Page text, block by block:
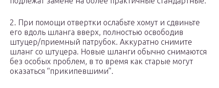
2. При помощи отвертки ослабьте хомут и сдвиньте
его вдоль шланга вверх, полностью освободив
штуцер/приемный патрубок. Аккуратно снимите
шланг со штуцера. Новые шланги обычно снимаются
без особых проблем, в то время как старые могут
оказаться “прикипевшими”.